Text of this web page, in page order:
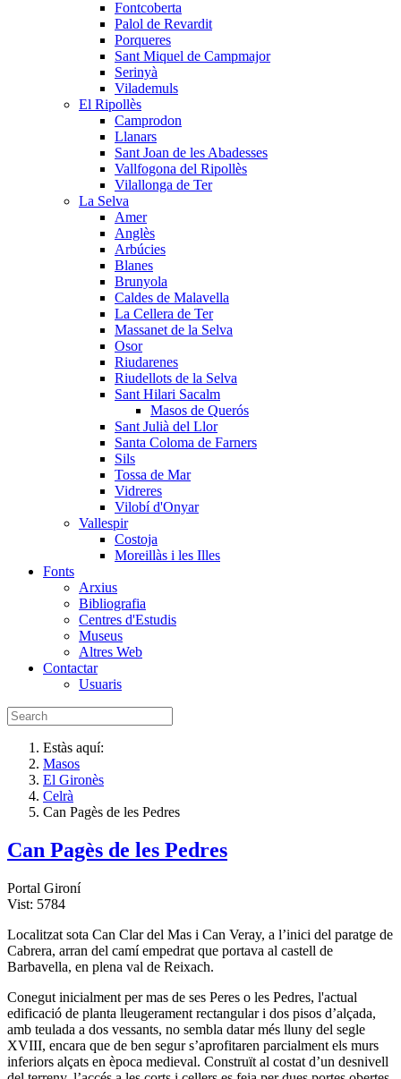
Fontcoberta
Palol de Revardit
Porqueres
Sant Miquel de Campmajor
Serinyà
Vilademuls
El Ripollès
Camprodon
Llanars
Sant Joan de les Abadesses
Vallfogona del Ripollès
Vilallonga de Ter
La Selva
Amer
Anglès
Arbúcies
Blanes
Brunyola
Caldes de Malavella
La Cellera de Ter
Massanet de la Selva
Osor
Riudarenes
Riudellots de la Selva
Sant Hilari Sacalm
Masos de Querós
Sant Julià del Llor
Santa Coloma de Farners
Sils
Tossa de Mar
Vidreres
Vilobí d'Onyar
Vallespir
Costoja
Moreillàs i les Illes
Fonts
Arxius
Bibliografia
Centres d'Estudis
Museus
Altres Web
Contactar
Usuaris
Estàs aquí:
Masos
El Gironès
Celrà
Can Pagès de les Pedres
Can Pagès de les Pedres
Portal Gironí
Vist: 5784
Localitzat sota Can Clar del Mas i Can Veray, a l’inici del paratge de
Cabrera, arran del camí­ empedrat que portava al castell de
Barbavella, en plena val de Reixach.
Conegut inicialment per mas de ses Peres o les Pedres, l'actual
edificació de planta lleugerament rectangular i dos pisos d’alçada,
amb teulada a dos vessants, no sembla datar més lluny del segle
XVIII, encara que de ben segur s’aprofitaren parcialment els murs
inferiors alçats en època medieval. Construït al costat d’un desnivell